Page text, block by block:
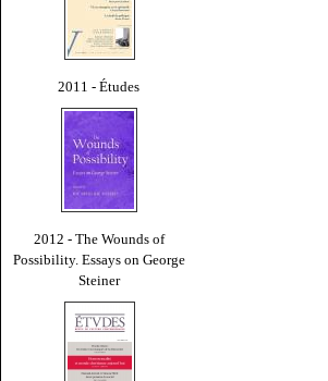
2011 - Études
2012 - The Wounds of
Possibility. Essays on George
Steiner